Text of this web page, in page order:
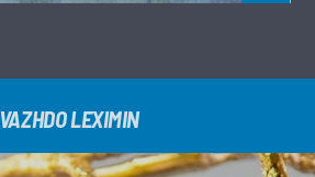
VAZHDO LEXIMIN